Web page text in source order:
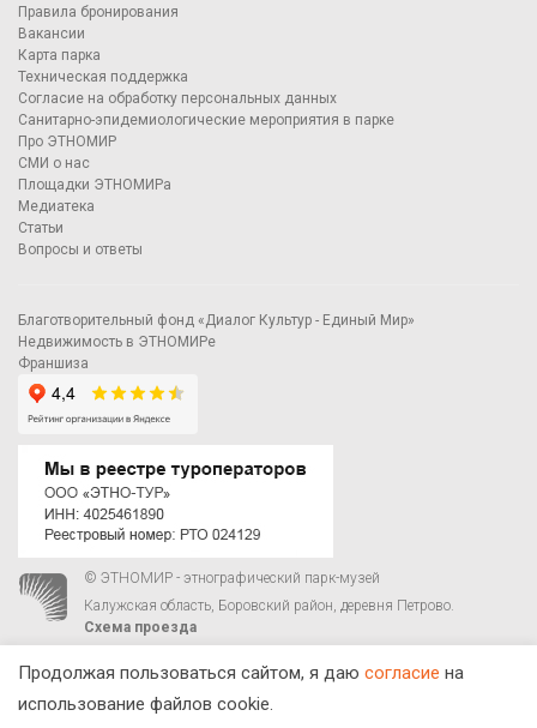
Правила бронирования
Вакансии
Карта парка
Техническая поддержка
Согласие на обработку персональных данных
Санитарно-эпидемиологические мероприятия в парке
Про ЭТНОМИР
СМИ о нас
Площадки ЭТНОМИРа
Медиатека
Статьи
Вопросы и ответы
Благотворительный фонд «Диалог Культур - Единый Мир»
Недвижимость в ЭТНОМИРе
Франшиза
© ЭТНОМИР - этнографический парк-музей
Калужская область, Боровский район, деревня Петрово.
Схема проезда
Продолжая пользоваться сайтом, я даю согласие на
использование файлов cookie.